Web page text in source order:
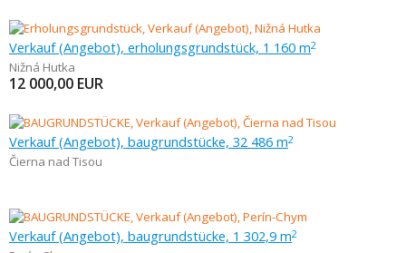
Verkauf (Angebot), erholungsgrundstück, 1 160 m2
Nižná Hutka
12 000,00 EUR
Verkauf (Angebot), baugrundstücke, 32 486 m2
Čierna nad Tisou
Verkauf (Angebot), baugrundstücke, 1 302,9 m2